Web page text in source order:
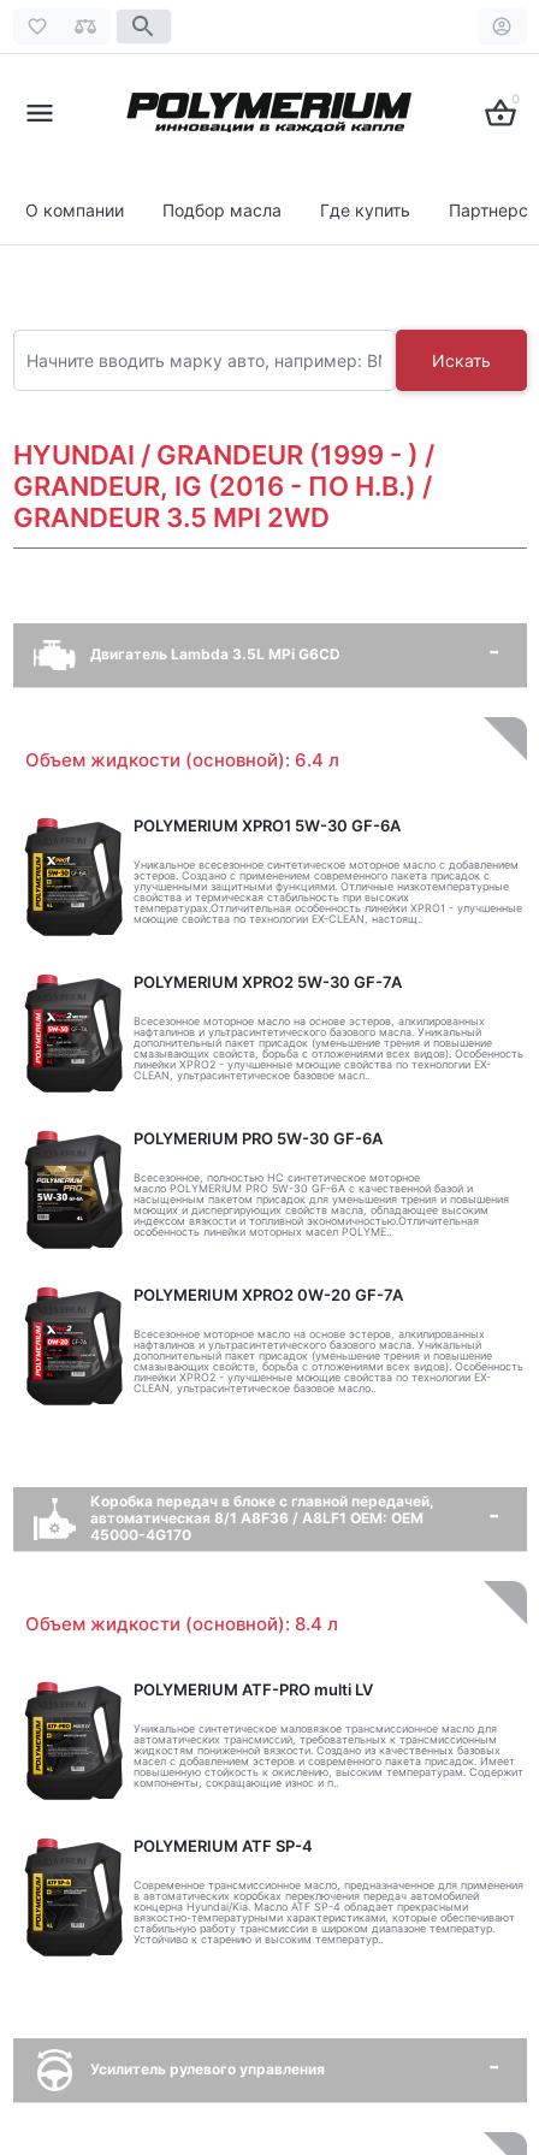
0
О компании Подбор масла Где купить
Искать
HYUNDAI / GRANDEUR (1999 - ) /
GRANDEUR, IG (2016 - ПО Н.В.) /
GRANDEUR 3.5 MPI 2WD
Двигатель Lambda 3.5L MPi G6CD
Объем жидкости (основной): 6.4 л
POLYMERIUM XPRO1 5W-30 GF-6A
Уникальное всесезонное синтетическое моторное масло с добавлением
эстеров. Создано с применением современного пакета присадок с
улучшенными защитными функциями. Отличные низкотемпературные
свойства и термическая стабильность при высоких
температурах.Отличительная особенность линейки XPRO1 - улучшенные
моющие свойства по технологии EX-CLEAN, настоящ..
POLYMERIUM XPRO2 5W-30 GF-7A
Всесезонное моторное масло на основе эстеров, алкилированных
нафталинов и ультрасинтетического базового масла. Уникальный
дополнительный пакет присадок (уменьшение трения и повышение
смазывающих свойств, борьба с отложениями всех видов). Особенность
линейки XPRO2 - улучшенные моющие свойства по технологии EX-
CLEAN, ультрасинтетическое базовое масл..
POLYMERIUM PRO 5W-30 GF-6A
Всесезонное, полностью HC синтетическое моторное
масло POLYMERIUM PRO 5W-30 GF-6A с качественной базой и
насыщенным пакетом присадок для уменьшения трения и повышения
моющих и диспергирующих свойств масла, обладающее высоким
индексом вязкости и топливной экономичностью.Отличительная
особенность линейки моторных масел POLYME..
POLYMERIUM XPRO2 0W-20 GF-7A
Всесезонное моторное масло на основе эстеров, алкилированных
нафталинов и ультрасинтетического базового масла. Уникальный
дополнительный пакет присадок (уменьшение трения и повышение
смазывающих свойств, борьба с отложениями всех видов). Особенность
линейки XPRO2 - улучшенные моющие свойства по технологии EX-
CLEAN, ультрасинтетическое базовое масло..
Коробка передач в блоке с главной передачей,
автоматическая 8/1 A8F36 / A8LF1 OEM: ОЕМ
45000-4G170
Объем жидкости (основной): 8.4 л
POLYMERIUM ATF-PRO multi LV
Уникальное синтетическое маловязкое трансмиссионное масло для
автоматических трансмиссий, требовательных к трансмиссионным
жидкостям пониженной вязкости. Создано из качественных базовых
масел с добавлением эстеров и современного пакета присадок. Имеет
повышенную стойкость к окислению, высоким температурам. Содержит
компоненты, сокращающие износ и п..
POLYMERIUM ATF SP-4
Современное трансмиссионное масло, предназначенное для применения
в автоматических коробках переключения передач автомобилей
концерна Hyundai/Kia. Масло ATF SP-4 обладает прекрасными
вязкостно-температурными характеристиками, которые обеспечивают
стабильную работу трансмиссии в широком диапазоне температур.
Устойчиво к старению и высоким температур..
Усилитель рулевого управления